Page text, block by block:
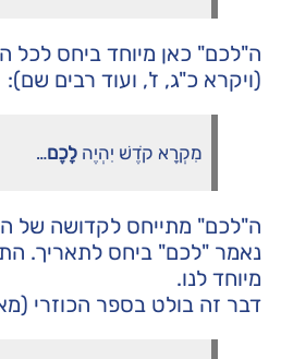
ה"לכם" כאן מיוחד ביחס לכל
(ויקרא כ"ג, ז', ועוד רבים שם):
מִקְרָא קֹדֶשׁ יִהְיֶה לָכֶם…
ה"לכם" מתייחס לקדושה של
נאמר "לכם" ביחס לתאריך.
מיוחד לנו.
דבר זה בולט בספר הכוזרי